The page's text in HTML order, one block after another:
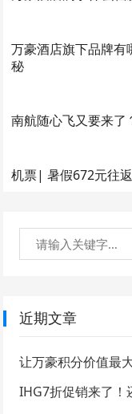
万豪酒店旗下品牌有
秘
南航随心飞又要来了
机票| 暑假672元往
近期文章
让万豪积分价值最
IHG7折促销来了！